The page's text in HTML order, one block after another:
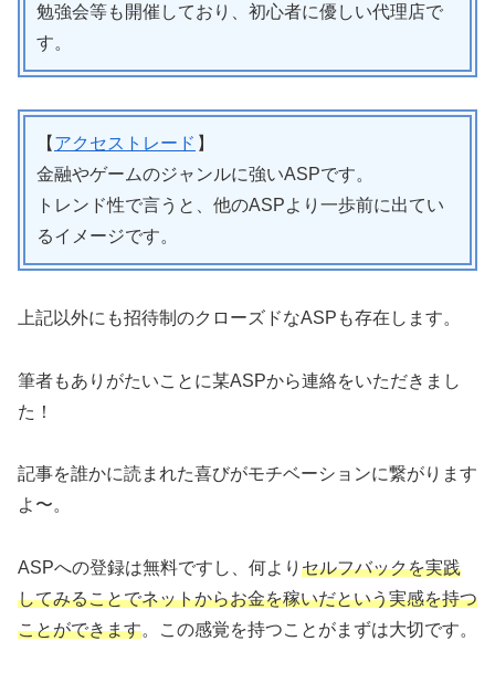
勉強会等も開催しており、初心者に優しい代理店で
す。
【 アクセストレード 】
金融やゲームのジャンルに強いASPです。
トレンド性で言うと、他のASPより一歩前に出てい
るイメージです。
上記以外にも招待制のクローズドなASPも存在します。
筆者もありがたいことに某ASPから連絡をいただきまし
た！
記事を誰かに読まれた喜びがモチベーションに繋がります
よ〜。
ASPへの登録は無料ですし、何より セルフバックを実践
してみることでネットからお金を稼いだという実感を持つ
ことができます。この感覚を持つことがまずは大切です。